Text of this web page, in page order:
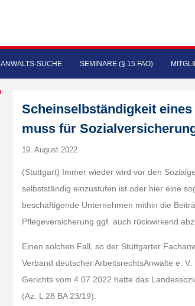
ANWALTS-SUCHE SEMINARE (§ 15 FAO)
Scheinselbständigkeit
muss für
19. August 2022
(Stuttgart) Immer wieder wird vor den
selbstständig einzustufen ist oder hier eine
beschäftigende Unternehmen mithin die
Pflegeversicherung ggf. auch rückwirkend
Einen solchen Fall, so der Stuttgarter
Verband deutscher ArbeitsrechtsAnwälte e.
Gerichts vom 4.07.2022 hatte das
(Az. L 28 BA 23/19).